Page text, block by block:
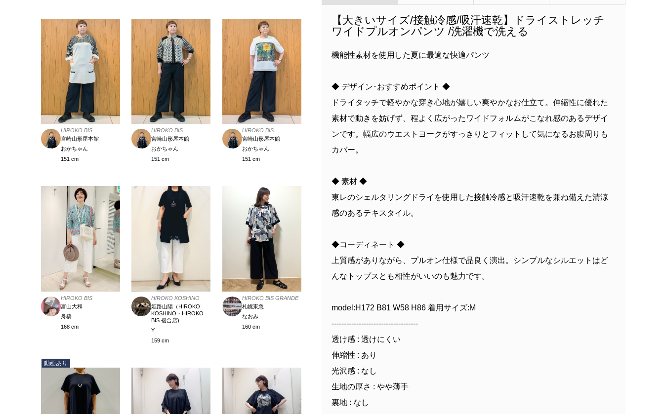
HIROKO BIS
宮崎山形屋本館
おかちゃん
151 cm
HIROKO BIS
宮崎山形屋本館
おかちゃん
151 cm
HIROKO BIS
宮崎山形屋本館
おかちゃん
151 cm
HIROKO BIS
富山大和
舟橋
168 cm
HIROKO KOSHINO
姫路山陽（HIROKO
KOSHINO・HIROKO
BIS 複合店)
Y
159 cm
HIROKO BIS GRANDE
札幌東急
なおみ
160 cm
動画あり
【大きいサイズ/接触冷感/吸汗速乾】ドライストレッチ
ワイドプルオンパンツ /洗濯機で洗える
機能性素材を使用した夏に最適な快適パンツ
◆ デザイン･おすすめポイント ◆
ドライタッチで軽やかな穿き心地が嬉しい爽やかなお仕立て。伸縮性に優れた
素材で動きを妨げず、程よく広がったワイドフォルムがこなれ感のあるデザイ
ンです。幅広のウエストヨークがすっきりとフィットして気になるお腹周りも
カバー。
◆ 素材 ◆
東レのシェルタリングドライを使用した接触冷感と吸汗速乾を兼ね備えた清涼
感のあるテキスタイル。
◆コーディネート ◆
上質感がありながら、プルオン仕様で品良く演出。シンプルなシルエットはど
んなトップスとも相性がいいのも魅力です。
model:H172 B81 W58 H86 着用サイズ:M
-----------------------------------
透け感 : 透けにくい
伸縮性 : あり
光沢感 : なし
生地の厚さ : やや薄手
裏地 : なし